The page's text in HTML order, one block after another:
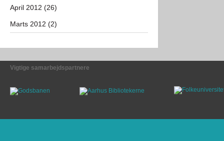
April 2012 (26)
Marts 2012 (2)
Vigtige samarbejdspartnere